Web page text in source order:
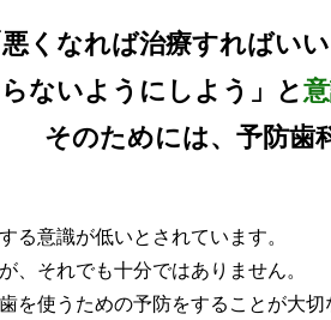
悪くなれば治療すればい
らないようにしよう」と
そのためには、予防歯
る意識が低いとされています。
、それでも十分ではありません。
を使うための予防をすることが大切